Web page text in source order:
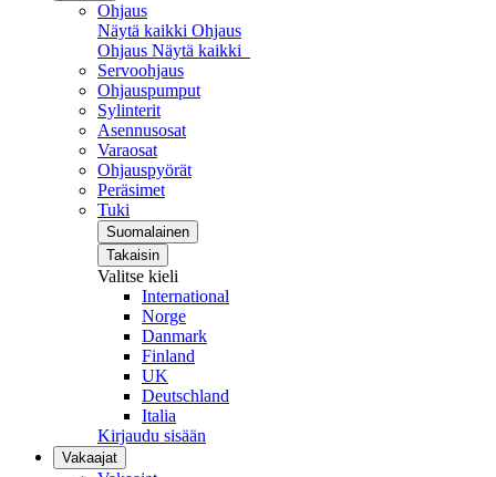
Ohjaus
Näytä kaikki Ohjaus
Ohjaus Näytä kaikki
Servoohjaus
Ohjauspumput
Sylinterit
Asennusosat
Varaosat
Ohjauspyörät
Peräsimet
Tuki
Suomalainen
Takaisin
Valitse kieli
International
Norge
Danmark
Finland
UK
Deutschland
Italia
Kirjaudu sisään
Vakaajat